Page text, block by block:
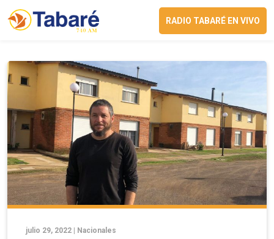
RADIO TABARÉ EN VIVO
julio 29, 2022 | Nacionales